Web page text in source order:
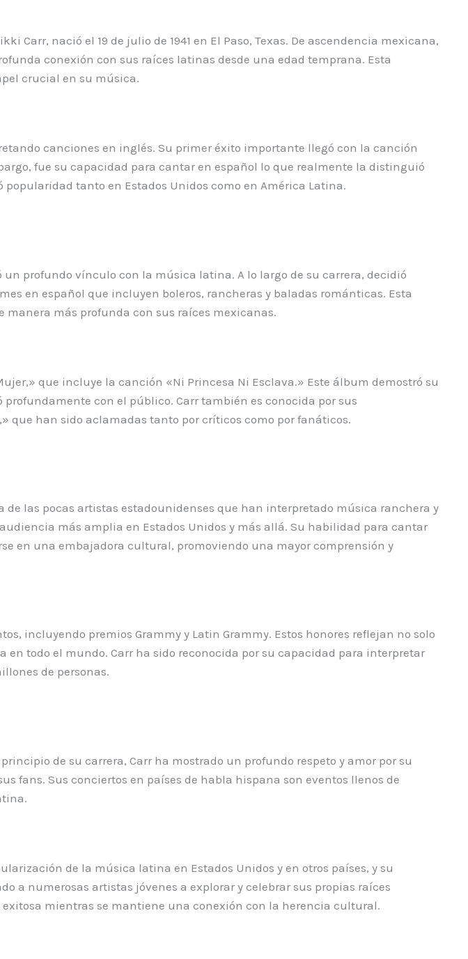
nació el 19 de julio de 1941 en El Paso, Texas. De ascendencia mexicana,
conexión con sus raíces latinas desde una edad temprana. Esta
crucial en su música.
canciones en inglés. Su primer éxito importante llegó con la canción
fue su capacidad para cantar en español lo que realmente la distinguió
tanto en Estados Unidos como en América Latina.
profundo vínculo con la música latina. A lo largo de su carrera, decidió
en español que incluyen boleros, rancheras y baladas románticas. Esta
más profunda con sus raíces mexicanas.
que incluye la canción «Ni Princesa Ni Esclava.» Este álbum demostró su
con el público. Carr también es conocida por sus
que han sido aclamadas tanto por críticos como por fanáticos.
las pocas artistas estadounidenses que han interpretado música ranchera y
más amplia en Estados Unidos y más allá. Su habilidad para cantar
en una embajadora cultural, promoviendo una mayor comprensión y
incluyendo premios Grammy y Latin Grammy. Estos honores reflejan no solo
todo el mundo. Carr ha sido reconocida por su capacidad para interpretar
de personas.
de su carrera, Carr ha mostrado un profundo respeto y amor por su
fans. Sus conciertos en países de habla hispana son eventos llenos de
de la música latina en Estados Unidos y en otros países, y su
a numerosas artistas jóvenes a explorar y celebrar sus propias raíces
mientras se mantiene una conexión con la herencia cultural.